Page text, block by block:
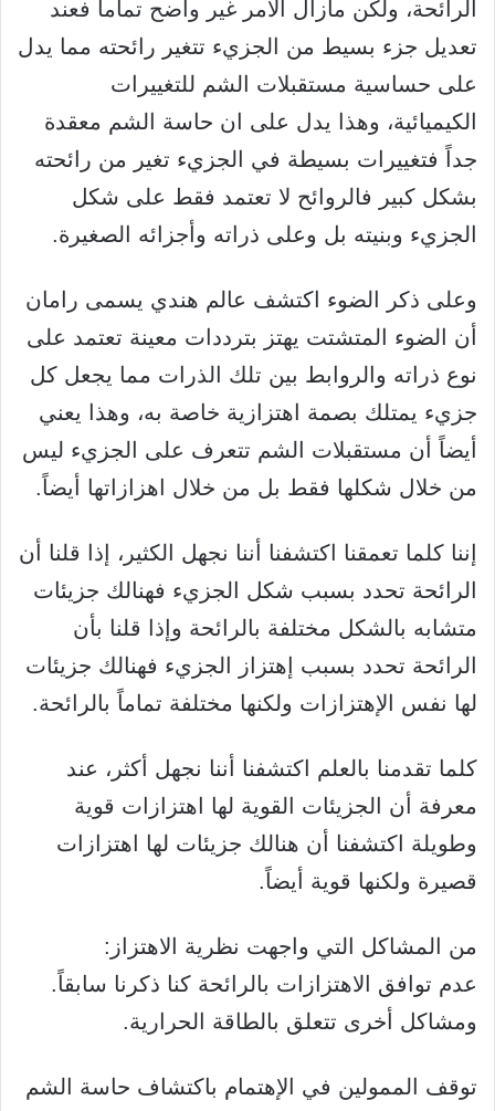
الرائحة، ولكن مازال الأمر غير واضح تماماً فعند
تعديل جزء بسيط من الجزيء تتغير رائحته مما يدل
على حساسية مستقبلات الشم للتغييرات
الكيميائية، وهذا يدل على ان حاسة الشم معقدة
جداً فتغييرات بسيطة في الجزيء تغير من رائحته
بشكل كبير فالروائح لا تعتمد فقط على شكل
الجزيء وبنيته بل وعلى ذراته وأجزائه الصغيرة.
وعلى ذكر الضوء اكتشف عالم هندي يسمى رامان
أن الضوء المتشتت يهتز بترددات معينة تعتمد على
نوع ذراته والروابط بين تلك الذرات مما يجعل كل
جزيء يمتلك بصمة اهتزازية خاصة به، وهذا يعني
أيضاً أن مستقبلات الشم تتعرف على الجزيء ليس
من خلال شكلها فقط بل من خلال اهزازاتها أيضاً.
إننا كلما تعمقنا اكتشفنا أننا نجهل الكثير، إذا قلنا أن
الرائحة تحدد بسبب شكل الجزيء فهنالك جزيئات
متشابه بالشكل مختلفة بالرائحة وإذا قلنا بأن
الرائحة تحدد بسبب إهتزاز الجزيء فهنالك جزيئات
لها نفس الإهتزازات ولكنها مختلفة تماماً بالرائحة.
كلما تقدمنا بالعلم اكتشفنا أننا نجهل أكثر، عند
معرفة أن الجزيئات القوية لها اهتزازات قوية
وطويلة اكتشفنا أن هنالك جزيئات لها اهتزازات
قصيرة ولكنها قوية أيضاً.
من المشاكل التي واجهت نظرية الاهتزاز:
عدم توافق الاهتزازات بالرائحة كنا ذكرنا سابقاً.
ومشاكل أخرى تتعلق بالطاقة الحرارية.
توقف الممولين في الإهتمام باكتشاف حاسة الشم